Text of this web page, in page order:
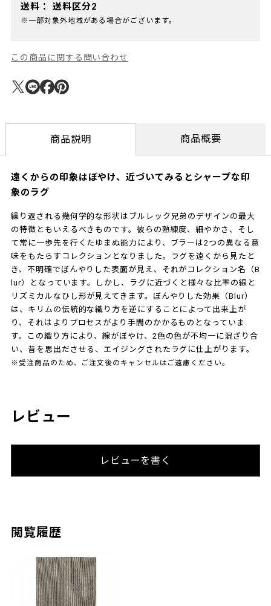
送料： 送料区分2
※一部対象外地域がある場合がございます。
この商品に関する問い合わせ
商品説明 商品概要
遠くからの印象はぼやけ、近づいてみるとシャープな印
象のラグ
繰り返される幾何学的な形状はブルレック兄弟のデザインの最大
の特徴ともいえるべきものです。彼らの熟練度、細やかさ、そし
て常に一歩先を行くたゆまぬ能力により、ブラーは2つの異なる意
味をもたらすコレクションとなりました。ラグを遠くから見たと
き、不明確でぼんやりした表面が見え、それがコレクション名（B
lur）となっています。しかし、ラグに近づくと様々な比率の線と
リズミカルなひし形が見えてきます。ぼんやりした効果（Blur）
は、キリムの伝統的な織り方を逆にすることによって出来上が
り、それはよりプロセスがより手間のかかるものとなっていま
す。この織り方により、線がぼやけ、2色の色が不均一に混ざり合
い、昔を思出ださせる、エイジングされたラグに仕上がります。
※受注商品のため、ご注文後のキャンセルはご遠慮ください。
レビュー
レビューを書く
閲覧履歴